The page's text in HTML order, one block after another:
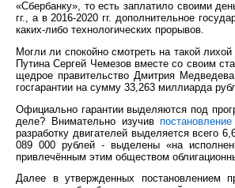
«Сбербанку», то есть заплатило своими
гг., а в 2016-2020 гг. дополнительное
каких-либо технологических прорывов.
Могли ли спокойно смотреть на такой
Путина Сергей Чемезов вместе со своим
щедрое правительство Дмитрия Медведева
госгарантии на сумму 33,263 миллиарда
Официально гарантии выделяются под
деле? Внимательно изучив
разработку двигателей выделяется
089 000 рублей - выделены «на
привлечённым этим обществом
Далее в утвержденных постановлением